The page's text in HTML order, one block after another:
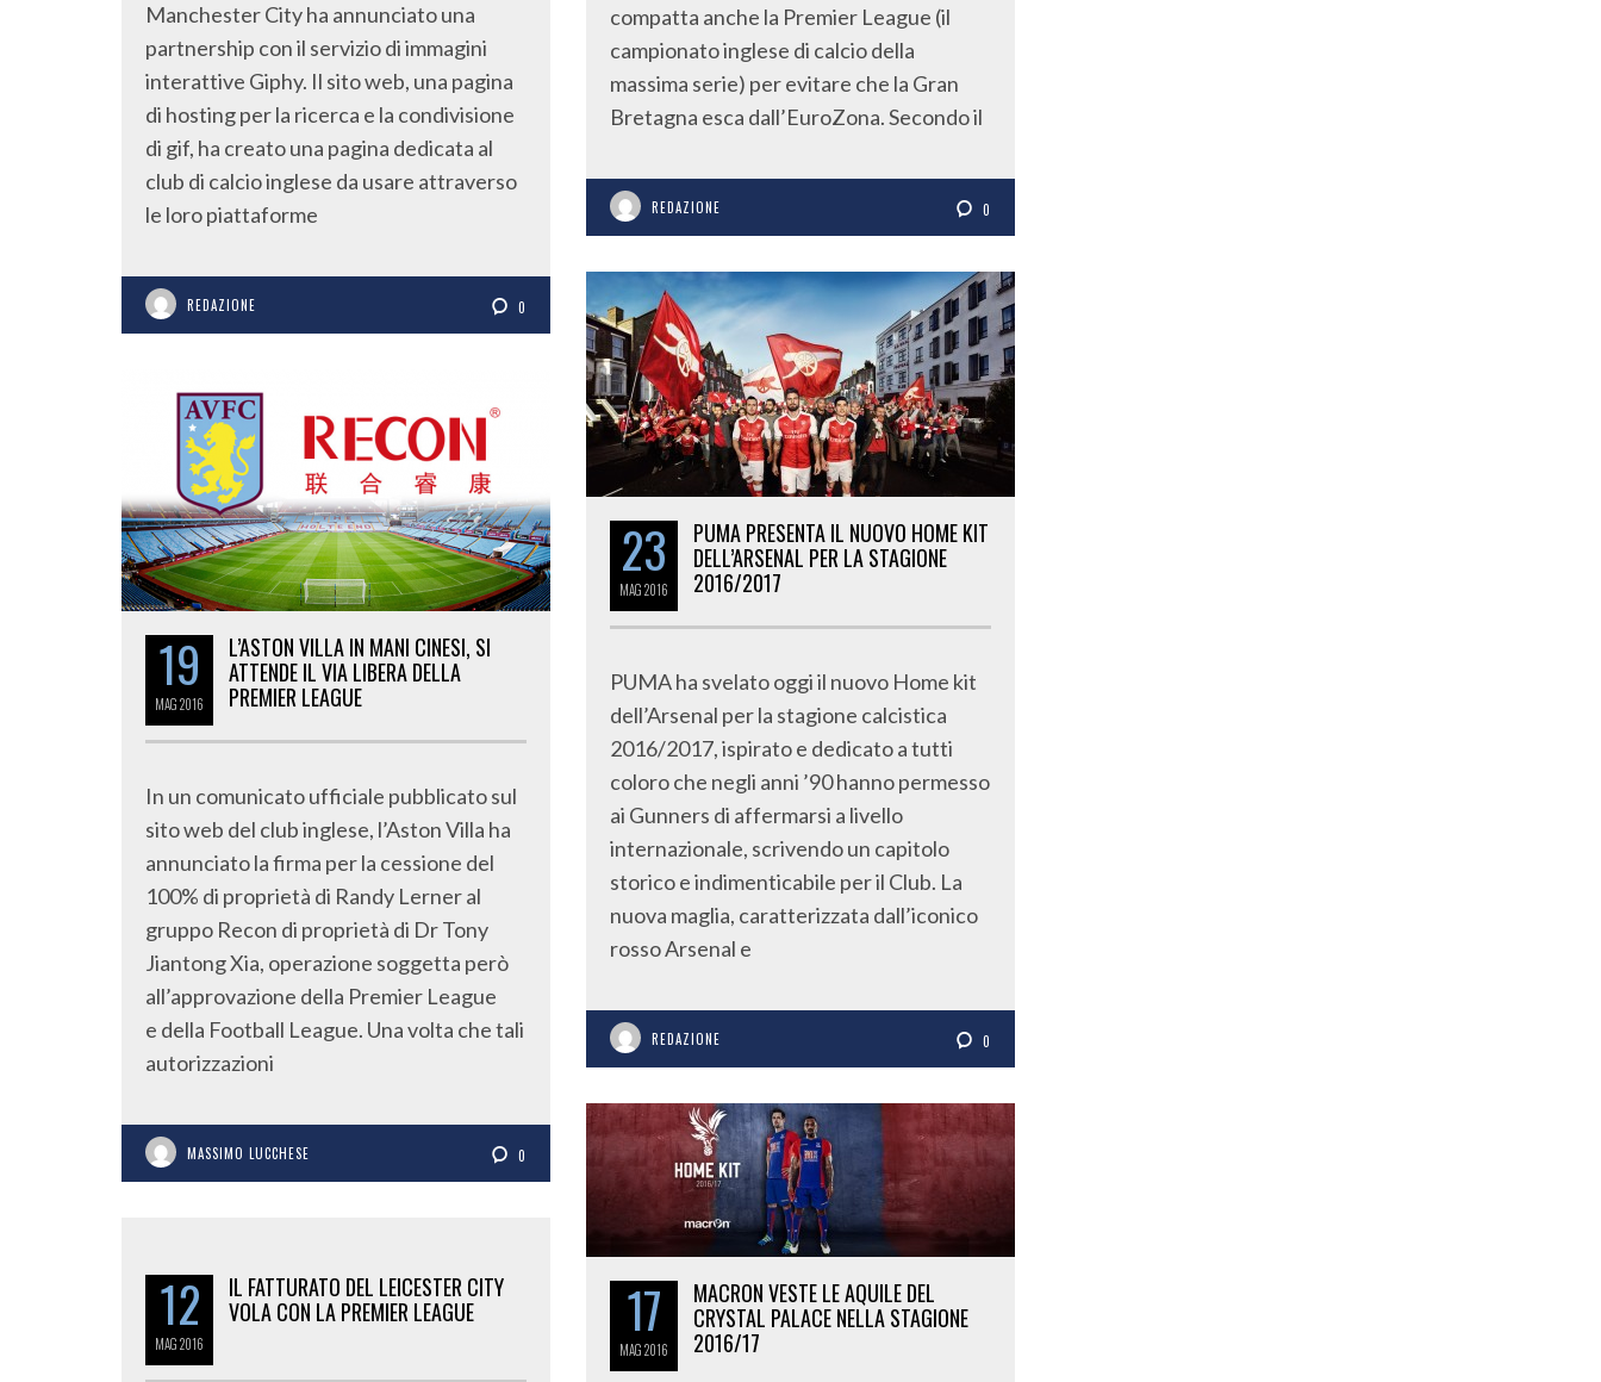
compatta anche la Premier League (il
campionato inglese di calcio della
massima serie) per evitare che la Gran
Bretagna esca dall’EuroZona. Secondo il
REDAZIONE 0
Manchester City ha annunciato una
partnership con il servizio di immagini
interattive Giphy. Il sito web, una pagina
di hosting per la ricerca e la condivisione
di gif, ha creato una pagina dedicata al
club di calcio inglese da usare attraverso
le loro piattaforme
REDAZIONE 0
23
MAG2016
PUMA PRESENTA IL NUOVO HOME KIT
DELL’ARSENAL PER LA STAGIONE
2016/2017
PUMA ha svelato oggi il nuovo Home kit
dell’Arsenal per la stagione calcistica
2016/2017, ispirato e dedicato a tutti
coloro che negli anni ’90 hanno permesso
ai Gunners di affermarsi a livello
internazionale, scrivendo un capitolo
storico e indimenticabile per il Club. La
nuova maglia, caratterizzata dall’iconico
rosso Arsenal e
REDAZIONE 0
19
MAG2016
L’ASTON VILLA IN MANI CINESI, SI
ATTENDE IL VIA LIBERA DELLA
PREMIER LEAGUE
In un comunicato ufficiale pubblicato sul
sito web del club inglese, l’Aston Villa ha
annunciato la firma per la cessione del
100% di proprietà di Randy Lerner al
gruppo Recon di proprietà di Dr Tony
Jiantong Xia, operazione soggetta però
all’approvazione della Premier League
e della Football League. Una volta che tali
autorizzazioni
MASSIMO LUCCHESE 0
17
MAG2016
MACRON VESTE LE AQUILE DEL
CRYSTAL PALACE NELLA STAGIONE
2016/17
12
MAG2016
IL FATTURATO DEL LEICESTER CITY
VOLA CON LA PREMIER LEAGUE